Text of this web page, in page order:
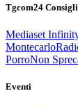
Tgcom24
Mediaset
Montecarlo
PorroNon
Eventi